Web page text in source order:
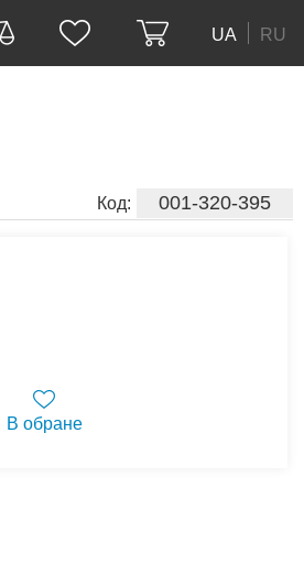
UA RU
Код: 001-320-395
В обране